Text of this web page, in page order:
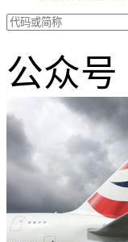
公众号